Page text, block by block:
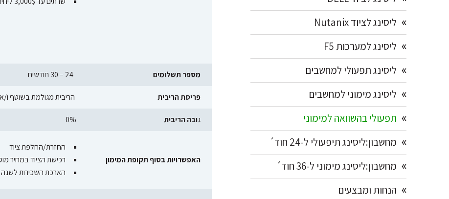
מספר תשלומים
פריסת הריבית הריבית מגולמת בשוטף ו/
גובה הריבית 0%
האפשרויות בסוף תקופת המימון
החזרת/החלפת ציוד
רכישת הציוד במחיר
הארכת השכירות לשנה
ליסינג לציוד Nutanix
ליסינג למערכות F5
ליסינג תפעולי למחשבים
ליסינג מימוני למחשבים
תפעולי בהשוואה למימוני
מחשבון:ליסינג תיפעולי ל-24 חוד´
מחשבון:ליסינג מימוני ל-36 חוד´
הנחות ומבצעים